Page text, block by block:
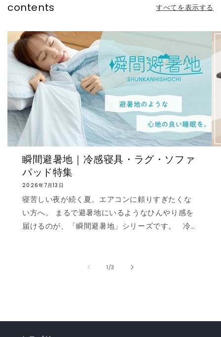
contents すべてを表示する
瞬間避暑地｜冷感寝具・ラグ・ソファ
パッド特集
2026年7月13日
寝苦しい夜が続く夏。エアコンに頼りすぎたくな
い方へ。 まるで避暑地にいるようなひんやり感を
届けるのが、「瞬間避暑地」シリーズです。 冷
うな“ずっと触れていたくなる冷たさ”を実現しま
う！✨ ❄️強冷感リバーシブルケット ❄️強冷感リバ
1 /の
3